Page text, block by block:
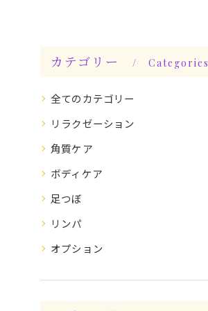
カテゴリー Categories
全てのカテゴリー
リラクゼーション
角質ケア
ボディケア
足つぼ
リンパ
オプション